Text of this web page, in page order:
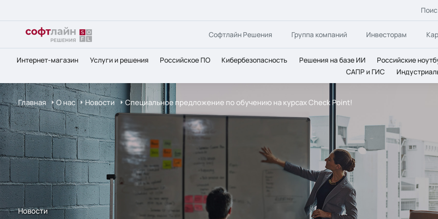
Софтлайн Решения Группа компаний Инвесторам
Интернет-магазин Услуги и решения Российское ПО Кибербезопасность Решения на базе ИИ
Российские
САПР и ГИС
Главная О нас Новости Специальное предложение по обучению на курсах Check Point!
Новости